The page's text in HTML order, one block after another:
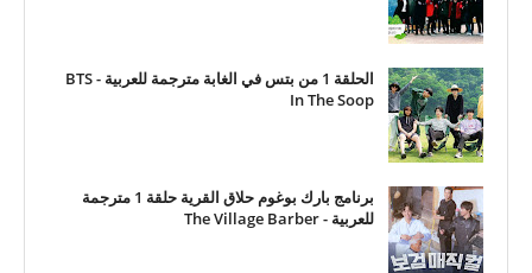
الحلقة 1 من بتس في الغابة مترجمة للعربية - BTS
In The Soop
برنامج بارك بوغوم حلاق القرية حلقة 1 مترجمة
للعربية - The Village Barber